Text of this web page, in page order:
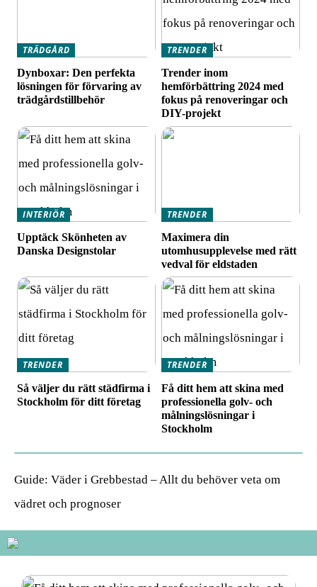
TRÄDGÅRD
Dynboxar: Den perfekta
lösningen för förvaring av
trädgårdstillbehör
TRENDER
Trender inom
hemförbättring 2024 med
fokus på renoveringar och
DIY-projekt
INTERIÖR
Upptäck Skönheten av
Danska Designstolar
TRENDER
Maximera din
utomhusupplevelse med rätt
vedval för eldstaden
TRENDER
Så väljer du rätt städfirma i
Stockholm för ditt företag
TRENDER
Få ditt hem att skina med
professionella golv- och
målningslösningar i
Stockholm
Guide: Väder i Grebbestad – Allt du behöver veta om
vädret och prognoser